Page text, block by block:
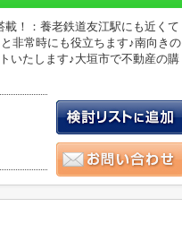
！：養老鉄道友江駅にも近くて
非常時にも役立ちます♪南向きの
いたします♪大垣市で不動産の購